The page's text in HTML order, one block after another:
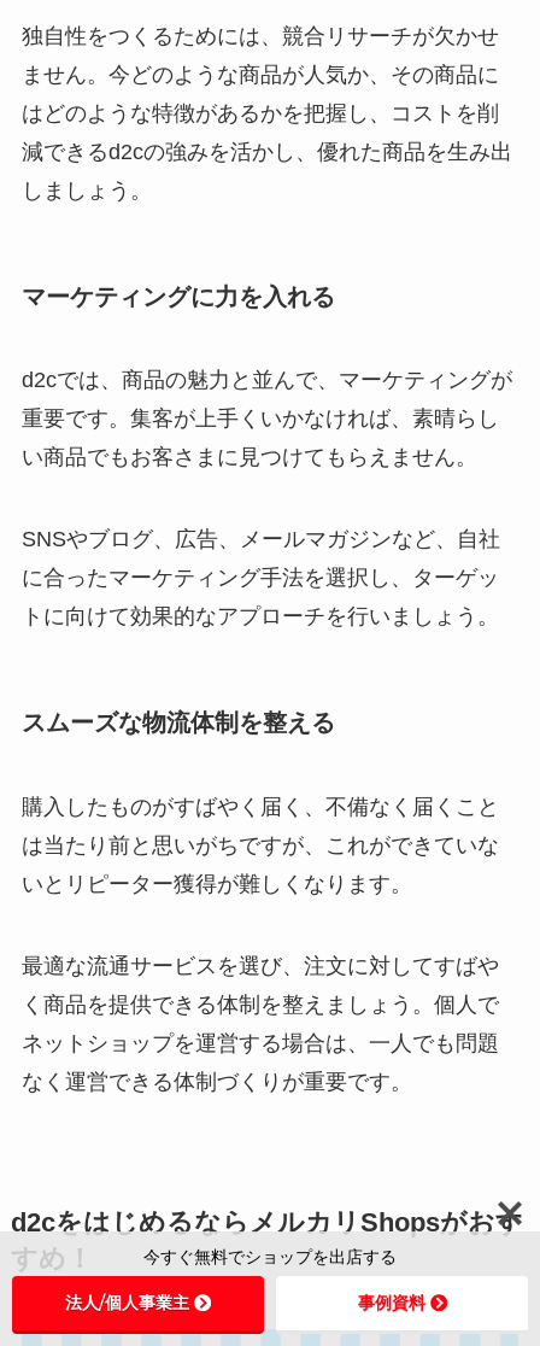
独自性をつくるためには、競合リサーチが欠かせ
ません。今どのような商品が人気か、その商品に
はどのような特徴があるかを把握し、コストを削
減できるd2cの強みを活かし、優れた商品を生み出
しましょう。
マーケティングに力を入れる
d2cでは、商品の魅力と並んで、マーケティングが
重要です。集客が上手くいかなければ、素晴らし
い商品でもお客さまに見つけてもらえません。
SNSやブログ、広告、メールマガジンなど、自社
に合ったマーケティング手法を選択し、ターゲッ
トに向けて効果的なアプローチを行いましょう。
スムーズな物流体制を整える
購入したものがすばやく届く、不備なく届くこと
は当たり前と思いがちですが、これができていな
いとリピーター獲得が難しくなります。
最適な流通サービスを選び、注文に対してすばや
く商品を提供できる体制を整えましょう。個人で
ネットショップを運営する場合は、一人でも問題
なく運営できる体制づくりが重要です。
d2cをはじめるならメルカリShopsがおす
すめ！
今すぐ無料でショップを出店する
法人/個人事業主 事例資料